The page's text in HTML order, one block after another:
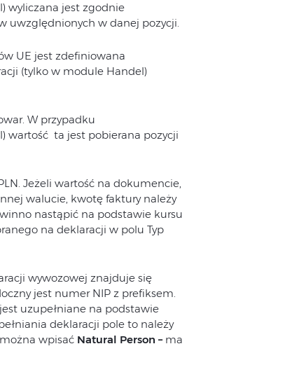
wyliczana jest zgodnie
uwzględnionych w danej pozycji.
UE jest zdefiniowana
(tylko w module Handel)
W przypadku
wartość ta jest pobierana pozycji
Jeżeli wartość na dokumencie,
walucie, kwotę faktury należy
nastąpić na podstawie kursu
na deklaracji w polu Typ
wywozowej znajduje się
jest numer NIP z prefiksem.
uzupełniane na podstawie
deklaracji pole to należy
wpisać Natural Person – ma